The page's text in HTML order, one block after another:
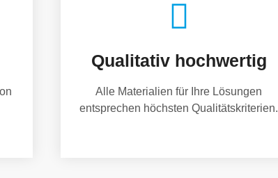
Qualitativ hochwertig
Alle Materialien für Ihre Lösungen
entsprechen höchsten Qualitätskriterien.